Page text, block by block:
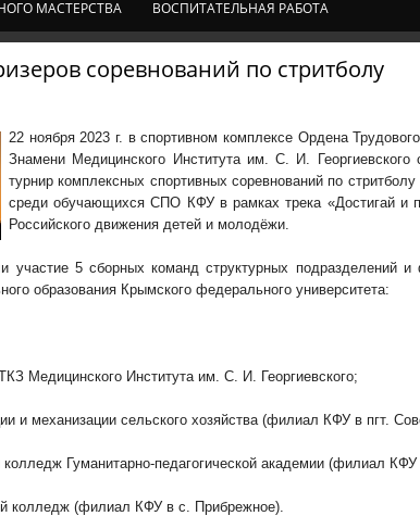
МАСТЕРСТВА ВОСПИТАТЕЛЬНАЯ РАБОТА
соревнований по стритболу
22 ноября 2023 г. в спортивном комплексе Ордена
Знамени Медицинского Института им. С. И. Георгиевского
турнир комплексных спортивных соревнований по
среди обучающихся СПО КФУ в рамках трека «Достигай и
Российского движения детей и молодёжи.
участие 5 сборных команд структурных подразделений
образования Крымского федерального университета:
Медицинского Института им. С. И. Георгиевского;
и механизации сельского хозяйства (филиал КФУ в пгт.
Гуманитарно-педагогической академии (филиал КФУ
колледж (филиал КФУ в с. Прибрежное).